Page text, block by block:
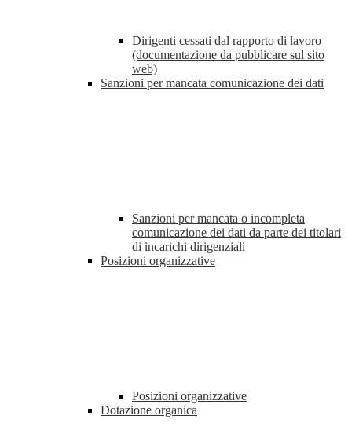
Dirigenti cessati dal rapporto di lavoro
(documentazione da pubblicare sul sito
web)
Sanzioni per mancata comunicazione dei dati
Sanzioni per mancata o incompleta
comunicazione dei dati da parte dei titolari
di incarichi dirigenziali
Posizioni organizzative
Posizioni organizzative
Dotazione organica